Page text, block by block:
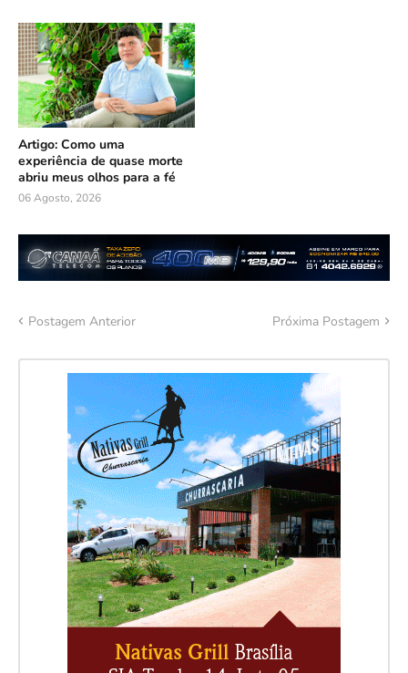
Artigo: Como uma
experiência de quase morte
abriu meus olhos para a fé
06 Agosto, 2026
Postagem Anterior Próxima Postagem